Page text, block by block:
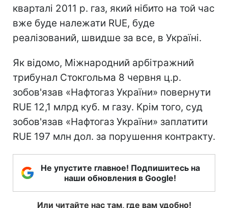
кварталі 2011 р. газ, який нібито на той час
вже буде належати RUE, буде
реалізований, швидше за все, в Україні.
Як відомо, Міжнародний арбітражний
трибунал Стокгольма 8 червня ц.р.
зобов'язав «Нафтогаз України» повернути
RUE 12,1 млрд куб. м газу. Крім того, суд
зобов'язав «Нафтогаз України» заплатити
RUE 197 млн дол. за порушення контракту.
Не упустите главное! Подпишитесь на
наши обновления в Google!
Или читайте нас там, где вам удобно!